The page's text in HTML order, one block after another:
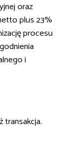
oraz
plus 23%
procesu
i
transakcja.